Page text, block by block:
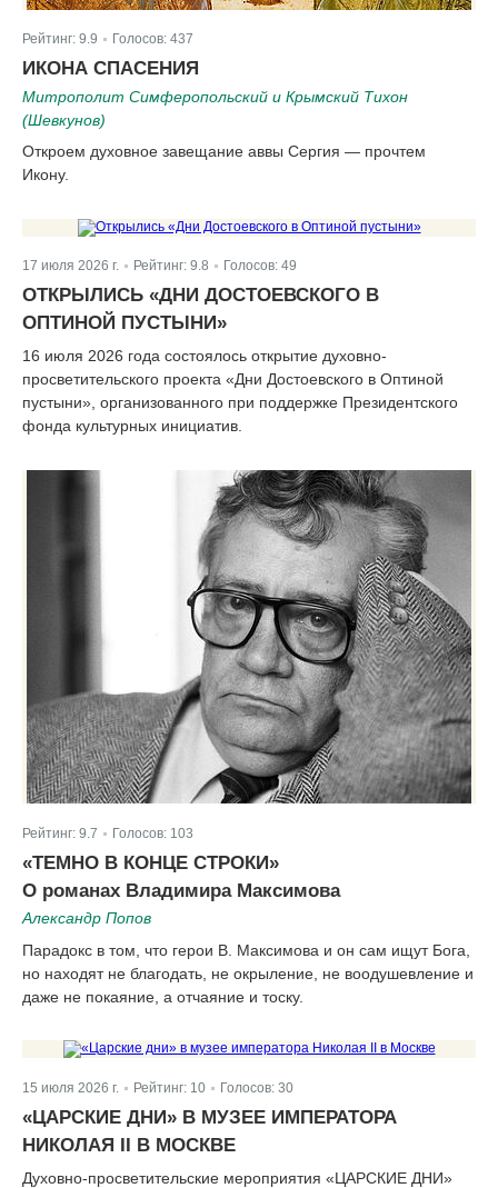
Рейтинг: 9.9 Голосов: 437
ИКОНА СПАСЕНИЯ
Митрополит Симферопольский и Крымский Тихон
(Шевкунов)
Откроем духовное завещание аввы Сергия — прочтем
Икону.
17 июля 2026 г. Рейтинг: 9.8 Голосов: 49
ОТКРЫЛИСЬ «ДНИ ДОСТОЕВСКОГО В
ОПТИНОЙ ПУСТЫНИ»
16 июля 2026 года состоялось открытие духовно-
просветительского проекта «Дни Достоевского в Оптиной
пустыни», организованного при поддержке Президентского
фонда культурных инициатив.
Рейтинг: 9.7 Голосов: 103
«ТЕМНО В КОНЦЕ СТРОКИ»
О романах Владимира Максимова
Александр Попов
Парадокс в том, что герои В. Максимова и он сам ищут Бога,
но находят не благодать, не окрыление, не воодушевление и
даже не покаяние, а отчаяние и тоску.
15 июля 2026 г. | Рейтинг: 10 Голосов: 30
«ЦАРСКИЕ ДНИ» В МУЗЕЕ ИМПЕРАТОРА
НИКОЛАЯ II В МОСКВЕ
Духовно-просветительские мероприятия «ЦАРСКИЕ ДНИ»